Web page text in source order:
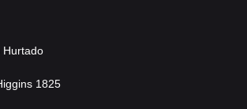
Hurtado
1825